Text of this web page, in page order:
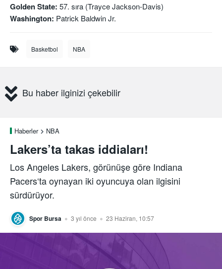
Golden State: 57. sıra (Trayce Jackson-Davis)
Washington: Patrick Baldwin Jr.
Basketbol NBA
Bu haber ilginizi çekebilir
Haberler NBA
Lakers’ta takas iddiaları!
Los Angeles Lakers, görünüşe göre Indiana
Pacers‘ta oynayan iki oyuncuya olan ilgisini
sürdürüyor.
Spor Bursa 3 yıl önce 23 Haziran, 10:57